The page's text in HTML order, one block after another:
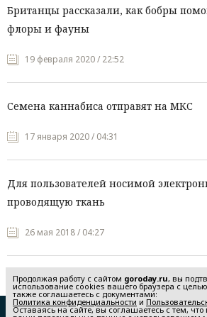
Британцы рассказали, как бобры
флоры и фауны
19 февраля 2020 / 22:52
Семена каннабиса отправят на МКС
17 января 2020 / 04:31
Для пользователей носимой
проводящую ткань
26 мая 2018 / 04:27
Продолжая работу с сайтом goroday.ru, вы
использование cookies вашего браузера с
также соглашаетесь с документами:
Политика конфиденциальности и
Оставаясь на сайте, вы соглашаетесь с тем,